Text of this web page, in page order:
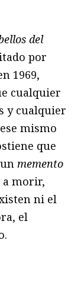
del
por
1969,
cualquier
y cualquier
mismo
que
memento
a morir,
ni el
el